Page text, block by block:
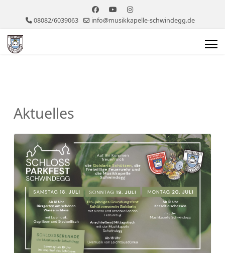
08082/6039063 info@musikkapelle-schwindegg.de
Aktuelles